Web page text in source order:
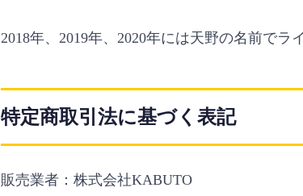
2018年、2019年、2020年には天野の名前でラ
特定商取引法に基づく表記
販売業者：株式会社KABUTO